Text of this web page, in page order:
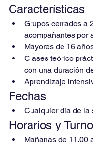
Características
Grupos cerrados a
acompañantes por
Mayores de 16
Clases teórico
con una duración
Aprendizaje
Fechas
Cualquier día de la
Horarios y
Mañanas de 11.00